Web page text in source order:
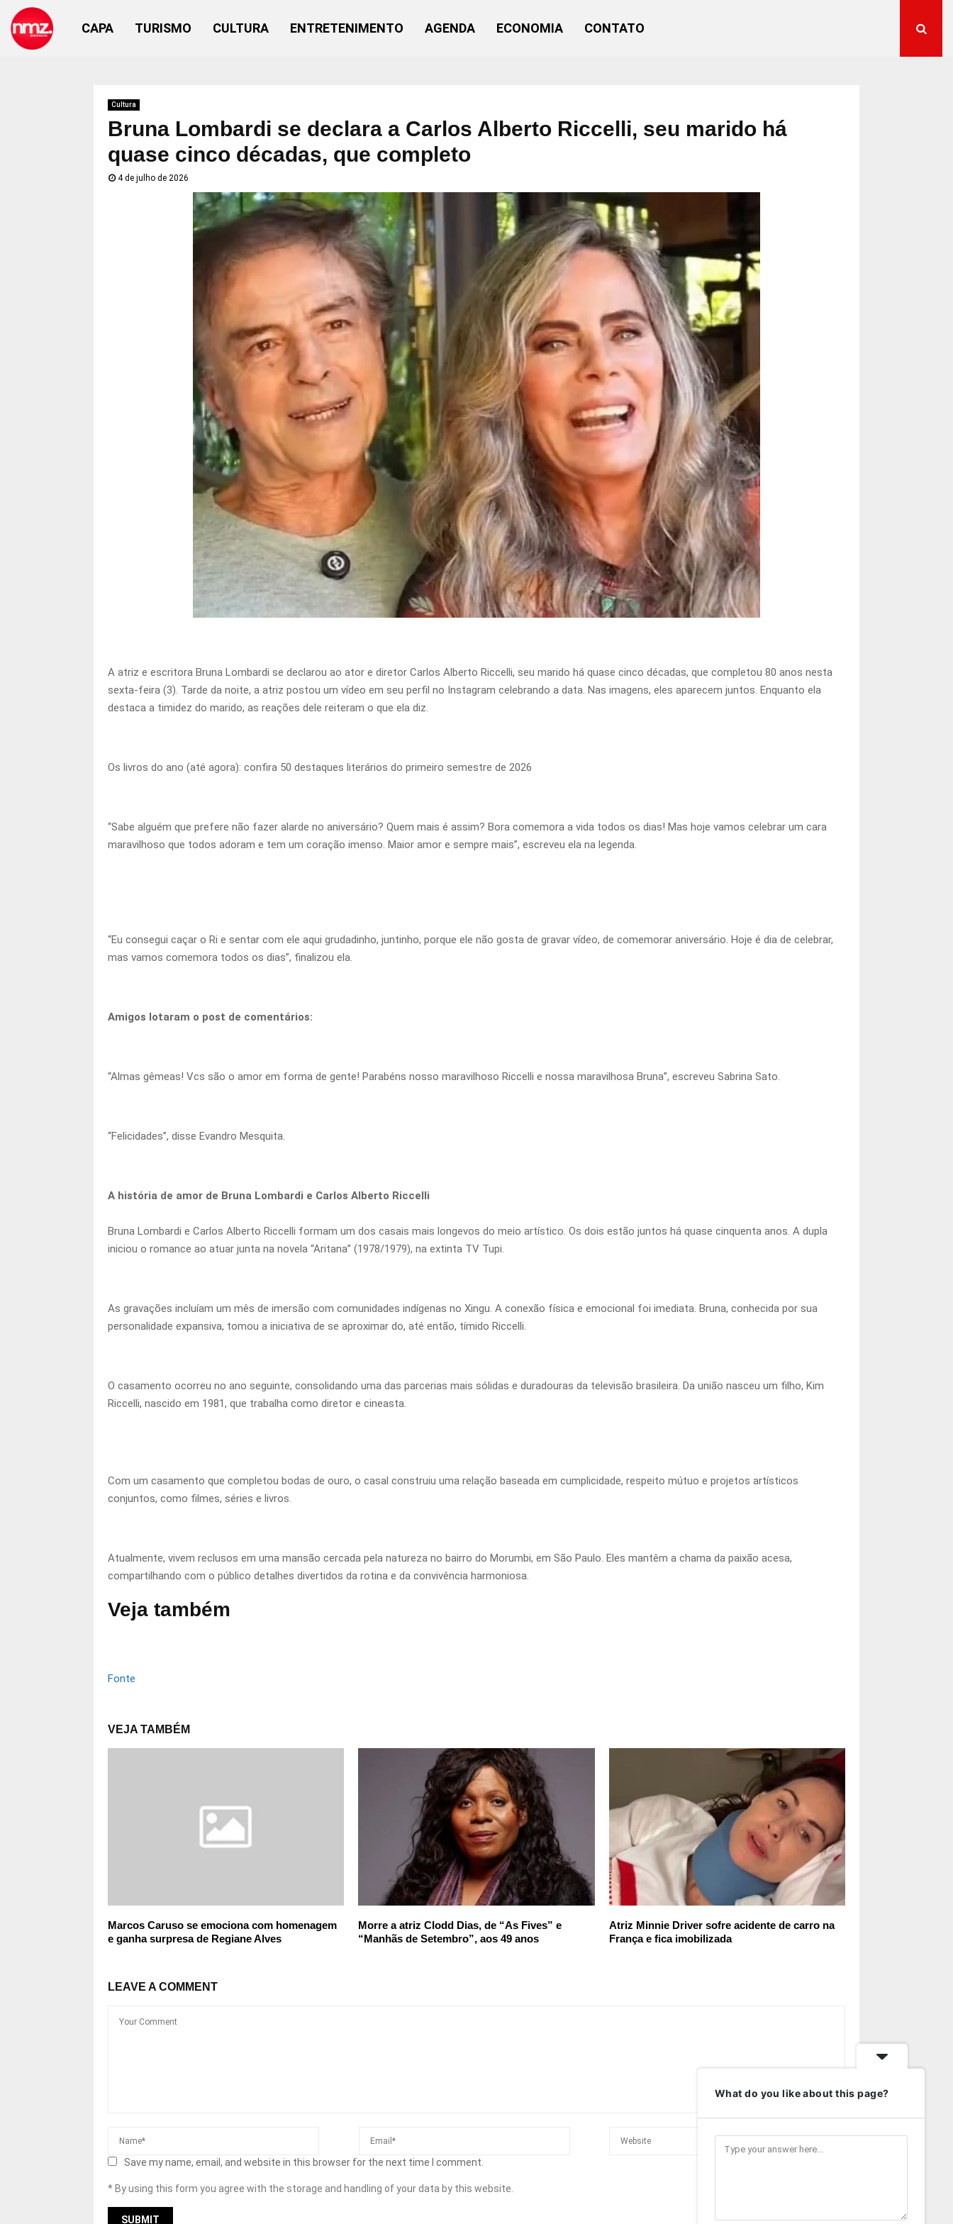
CAPA TURISMO CULTURA ENTRETENIMENTO AGENDA ECONOMIA CONTATO
Cultura
Bruna Lombardi se declara a Carlos Alberto Riccelli, seu marido há
quase cinco décadas, que completo
4 de julho de 2026
A atriz e escritora Bruna Lombardi se declarou ao ator e diretor Carlos Alberto Riccelli, seu marido há quase cinco décadas, que completou 80 anos nesta
sexta-feira (3). Tarde da noite, a atriz postou um vídeo em seu perfil no Instagram celebrando a data. Nas imagens, eles aparecem juntos. Enquanto ela
destaca a timidez do marido, as reações dele reiteram o que ela diz.
Os livros do ano (até agora): confira 50 destaques literários do primeiro semestre de 2026
“Sabe alguém que prefere não fazer alarde no aniversário? Quem mais é assim? Bora comemora a vida todos os dias! Mas hoje vamos celebrar um cara
maravilhoso que todos adoram e tem um coração imenso. Maior amor e sempre mais”, escreveu ela na legenda.
“Eu consegui caçar o Ri e sentar com ele aqui grudadinho, juntinho, porque ele não gosta de gravar vídeo, de comemorar aniversário. Hoje é dia de celebrar,
mas vamos comemora todos os dias”, finalizou ela.
Amigos lotaram o post de comentários:
“Almas gêmeas! Vcs são o amor em forma de gente! Parabéns nosso maravilhoso Riccelli e nossa maravilhosa Bruna”, escreveu Sabrina Sato.
“Felicidades”, disse Evandro Mesquita.
A história de amor de Bruna Lombardi e Carlos Alberto Riccelli
Bruna Lombardi e Carlos Alberto Riccelli formam um dos casais mais longevos do meio artístico. Os dois estão juntos há quase cinquenta anos. A dupla
iniciou o romance ao atuar junta na novela “Aritana” (1978/1979), na extinta TV Tupi.
As gravações incluíam um mês de imersão com comunidades indígenas no Xingu. A conexão física e emocional foi imediata. Bruna, conhecida por sua
personalidade expansiva, tomou a iniciativa de se aproximar do, até então, tímido Riccelli.
O casamento ocorreu no ano seguinte, consolidando uma das parcerias mais sólidas e duradouras da televisão brasileira. Da união nasceu um filho, Kim
Riccelli, nascido em 1981, que trabalha como diretor e cineasta.
Com um casamento que completou bodas de ouro, o casal construiu uma relação baseada em cumplicidade, respeito mútuo e projetos artísticos
conjuntos, como filmes, séries e livros.
Atualmente, vivem reclusos em uma mansão cercada pela natureza no bairro do Morumbi, em São Paulo. Eles mantêm a chama da paixão acesa,
compartilhando com o público detalhes divertidos da rotina e da convivência harmoniosa.
Veja também
Fonte
VEJA TAMBÉM
Marcos Caruso se emociona com homenagem
e ganha surpresa de Regiane Alves
Morre a atriz Clodd Dias, de “As Fives” e
“Manhãs de Setembro”, aos 49 anos
Atriz Minnie Driver sofre acidente de carro na
França e fica imobilizada
LEAVE A COMMENT
Save my name, email, and website in this browser for the next time I comment.
* By using this form you agree with the storage and handling of your data by this website.
What do you like about this page?